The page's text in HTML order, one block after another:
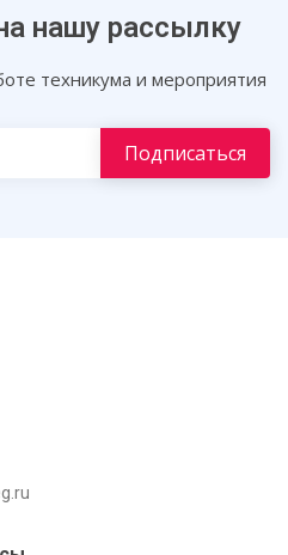
нашу рассылку
техникума и мероприятия